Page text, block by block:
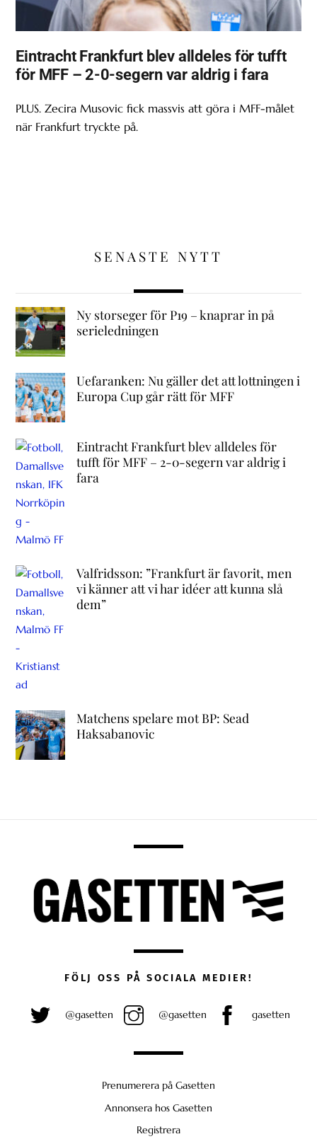
Eintracht Frankfurt blev alldeles för tufft
för MFF – 2-0-segern var aldrig i fara
PLUS. Zecira Musovic fick massvis att göra i MFF-målet
när Frankfurt tryckte på.
SENASTE NYTT
Ny storseger för P19 – knaprar in på
serieledningen
Uefaranken: Nu gäller det att lottningen i
Europa Cup går rätt för MFF
Eintracht Frankfurt blev alldeles för
tufft för MFF – 2-0-segern var aldrig i
fara
Valfridsson: ”Frankfurt är favorit, men
vi känner att vi har idéer att kunna slå
dem”
Matchens spelare mot BP: Sead
Haksabanovic
FÖLJ OSS PÅ SOCIALA MEDIER!
@gasetten @gasetten gasetten
Prenumerera på Gasetten
Annonsera hos Gasetten
Registrera